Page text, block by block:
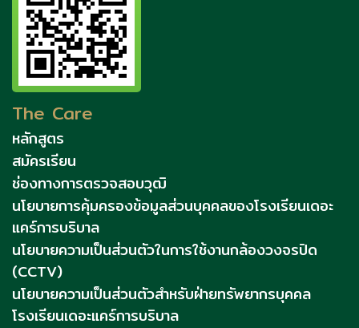
The Care
หลักสูตร
สมัครเรียน
ช่องทางการตรวจสอบวุฒิ
นโยบายการคุ้มครองข้อมูลส่วนบุคคลของโรงเรียนเดอะ
แคร์การบริบาล
นโยบายความเป็นส่วนตัวในการใช้งานกล้องวงจรปิด
(CCTV)
นโยบายความเป็นส่วนตัวสำหรับฝ่ายทรัพยากรบุคคล
โรงเรียนเดอะแคร์การบริบาล